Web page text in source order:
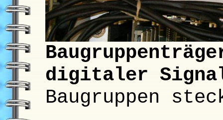
digitaler
Baugruppen